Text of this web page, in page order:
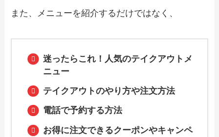
【2024年最新】ウルフギャングのテイク
注文方法やクーポン情報も解説
【2024年最新】京鼎樓（ジンディンロ
り）メニューは？おすすめ商品や予約・
注文方法も紹介
また、メニューを紹介するだけではなく、
迷ったらこれ！人気のテイクアウトメ
ニュー
テイクアウトのやり方や注文方法
電話で予約する方法
お得に注文できるクーポンやキャンペ